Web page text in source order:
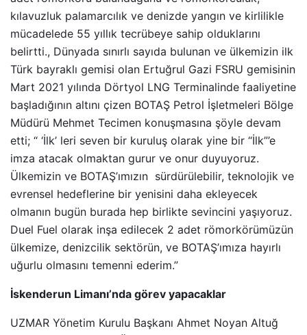
kılavuzluk palamarcılık ve denizde yangın ve kirlilikle
mücadelede 55 yıllık tecrübeye sahip olduklarını
belirtti., Dünyada sınırlı sayıda bulunan ve ülkemizin ilk
Türk bayraklı gemisi olan Ertuğrul Gazi FSRU gemisinin
Mart 2021 yılında Dörtyol LNG Terminalinde faaliyetine
başladığının altını çizen BOTAŞ Petrol İşletmeleri Bölge
Müdürü Mehmet Tecimen konuşmasına şöyle devam
etti; “ ‘İlk’ leri seven bir kuruluş olarak yine bir “İlk”’e
imza atacak olmaktan gurur ve onur duyuyoruz.
Ülkemizin ve BOTAŞ’ımızın sürdürülebilir, teknolojik ve
evrensel hedeflerine bir yenisini daha ekleyecek
olmanın bugün burada hep birlikte sevincini yaşıyoruz.
Duel Fuel olarak inşa edilecek 2 adet römorkörümüzün
ülkemize, denizcilik sektörün, ve BOTAŞ’ımıza hayırlı
uğurlu olmasını temenni ederim.”
İskenderun Limanı’nda görev yapacaklar
UZMAR Yönetim Kurulu Başkanı Ahmet Noyan Altuğ